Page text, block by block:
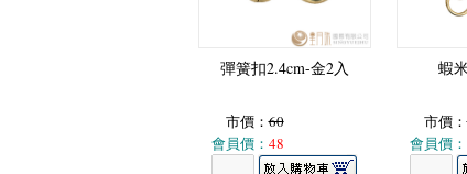
彈簧扣2.4cm-金2入
市價：60
會員價： 48
蝦
市價：
會員價：